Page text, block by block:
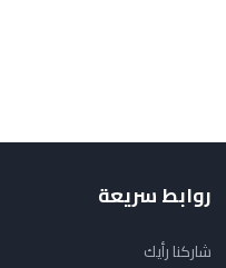
روابط سريعة
شاركنا رأيك